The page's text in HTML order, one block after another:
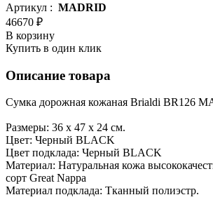
Артикул : MADRID
46670 ₽
В корзину
Купить в один клик
Описание товара
Сумка дорожная кожаная Brialdi BR126
Размеры: 36 х 47 х 24 см.
Цвет: Черный BLACK
Цвет подклада: Черный BLACK
Материал: Натуральная кожа
сорт Great Nappa
Материал подклада: Тканный полиэстр.